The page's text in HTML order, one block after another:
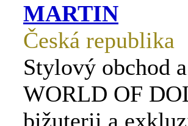
MARTIN
Česká republika
Stylový obchod
WORLD OF
bižuterii a